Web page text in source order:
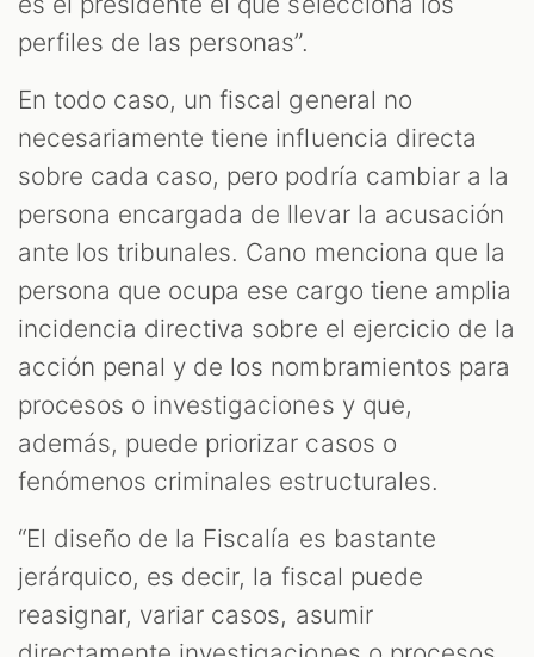
perfiles de las personas”.
En todo caso, un fiscal general no
necesariamente tiene influencia directa
sobre cada caso, pero podría cambiar a la
persona encargada de llevar la acusación
ante los tribunales. Cano menciona que la
persona que ocupa ese cargo tiene amplia
incidencia directiva sobre el ejercicio de la
acción penal y de los nombramientos para
procesos o investigaciones y que,
además, puede priorizar casos o
fenómenos criminales estructurales.
“El diseño de la Fiscalía es bastante
jerárquico, es decir, la fiscal puede
reasignar, variar casos, asumir